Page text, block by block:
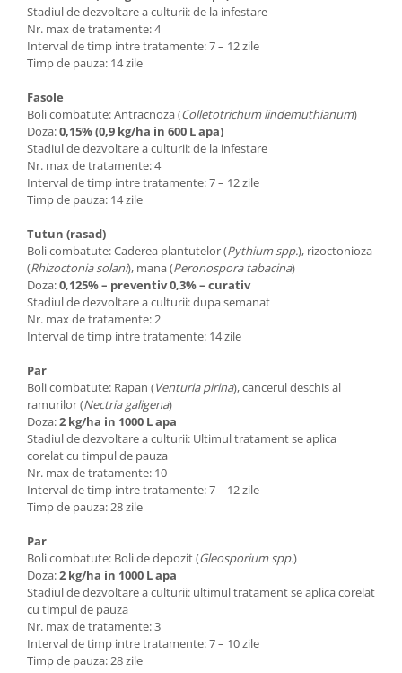
Stadiul de dezvoltare a culturii: de la infestare
Nr. max de tratamente: 4
Interval de timp intre tratamente: 7 – 12 zile
Timp de pauza: 14 zile
Fasole
Boli combatute: Antracnoza (Colletotrichum lindemuthianum)
Doza:0,15% (0,9 kg/ha in 600 L apa)
Stadiul de dezvoltare a culturii: de la infestare
Nr. max de tratamente: 4
Interval de timp intre tratamente: 7 – 12 zile
Timp de pauza: 14 zile
Tutun (rasad)
Boli combatute: Caderea plantutelor (Pythium spp.), rizoctonioza
(Rhizoctonia solani), mana (Peronospora tabacina)
Doza:0,125% – preventiv 0,3% – curativ
Stadiul de dezvoltare a culturii: dupa semanat
Nr. max de tratamente: 2
Interval de timp intre tratamente: 14 zile
Par
Boli combatute: Rapan (Venturia pirina), cancerul deschis al
ramurilor (Nectria galigena)
Doza:2 kg/ha in 1000 L apa
Stadiul de dezvoltare a culturii: Ultimul tratament se aplica
corelat cu timpul de pauza
Nr. max de tratamente: 10
Interval de timp intre tratamente: 7 – 12 zile
Timp de pauza: 28 zile
Par
Boli combatute: Boli de depozit (Gleosporium spp.)
Doza:2 kg/ha in 1000 L apa
Stadiul de dezvoltare a culturii: ultimul tratament se aplica corelat
cu timpul de pauza
Nr. max de tratamente: 3
Interval de timp intre tratamente: 7 – 10 zile
Timp de pauza: 28 zile